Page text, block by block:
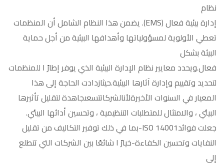
نظام
إدارة بيئية فعال (EMS). يضمن هذا النظام الشامل أن المنظمات
تعطي الأولوية لمسؤولياتها وأهدافها البيئية من أجل حماية
البيئة بشكل
فعال.ويحدد معايير نظام الإدارة البيئية الذي يوفر إطارً ا للمنظمات
لتحديد وتقييم وإدارة آثارها البيئية.حيثازدادت الحاجة إلى هذا
المعيار في السنوات الأخيرةلأنالشركاتتسعىجاهدة لتقليل تأثيرها
البيئي ، والامتثال للمتطلبات التنظيمية ، وتحسين أدائها البيئي.
جعلت فوائدISO 14001-بما في ذلك توفير التكاليف من تقليل
النفايات وتحسين الكفاءة-خيارً ا شائعًا بين الشركات التي تتطلع
إلى